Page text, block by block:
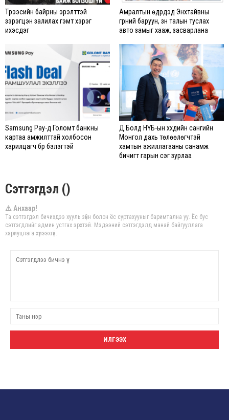
Түрээсийн байрны эрэлттэй
зэрэгцэн залилах гэмт хэрэг
ихэсдэг
Амралтын өдрүүдэд Энхтайвны
гүүрний баруун, зүүн талын туслах
авто замыг хааж, засварлана
Samsung Pay-д Голомт банкны
картаа амжилттай холбосон
харилцагч бүр бэлэгтэй
Д.Болд НҮБ-ын хүүхдийн сангийн
Монгол дахь төлөөлөгчтэй
хамтын ажиллагааны санамж
бичигт гарын үсэг зурлаа
Сэтгэгдэл ()
⚠ Анхаар!
Та сэтгэгдэл бичихдээ хууль зүйн болон ёс суртахууныг баримтална уу. Ёс бус
сэтгэгдлийг админ устгах эрхтэй. Мэдээний сэтгэгдэлд манай байгууллага
хариуцлага хүлээхгүй.